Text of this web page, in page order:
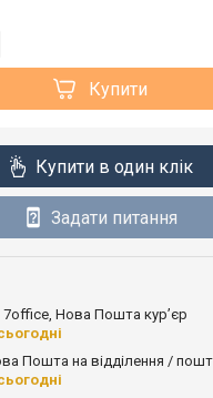
Купити
Купити в один клік
Задати питання
Нова Пошта кур’єр
Пошта на відділення /